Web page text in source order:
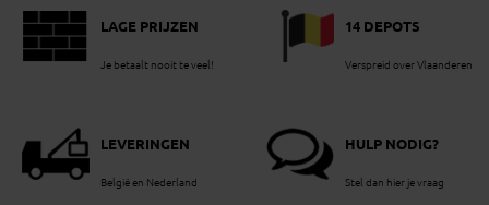
LAGE PRIJZEN
Je betaalt nooit te veel!
14 DEPOTS
Verspreid over Vlaanderen
LEVERINGEN
België en Nederland
HULP NODIG?
Stel dan hier je vraag